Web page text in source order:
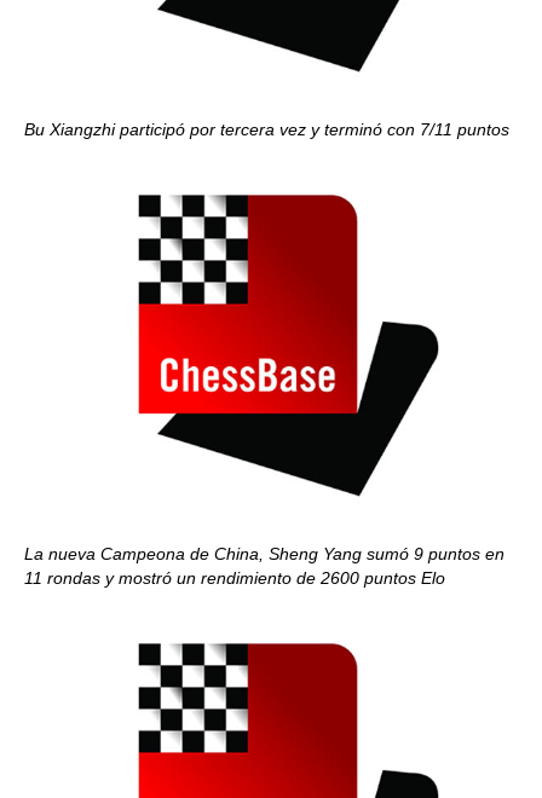
Bu Xiangzhi participó por tercera vez y terminó con 7/11 puntos
La nueva Campeona de China, Sheng Yang sumó 9 puntos en
11 rondas y mostró un rendimiento de 2600 puntos Elo